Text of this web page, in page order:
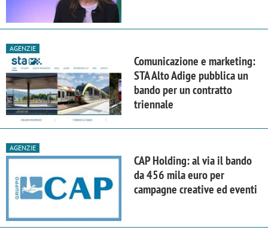
AGENZIE
Comunicazione e marketing:
STA Alto Adige pubblica un
bando per un contratto
triennale
AGENZIE
CAP Holding: al via il bando
da 456 mila euro per
campagne creative ed eventi